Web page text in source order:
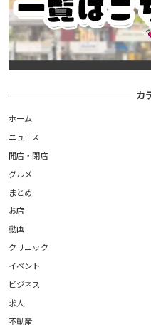
カ
ホーム
ニュース
開店・閉店
グルメ
まとめ
お店
動画
クリニック
イベント
ビジネス
求人
不動産